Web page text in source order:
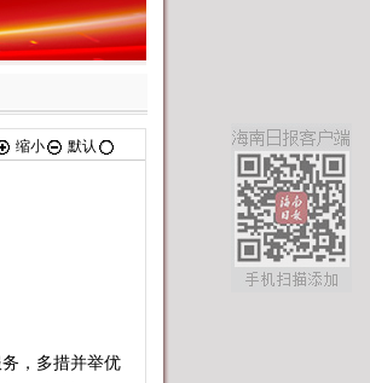
缩小 默认
，多措并举优